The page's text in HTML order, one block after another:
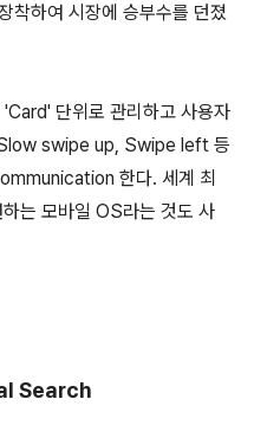
착하여 시장에 승부수를 던졌
단위로 관리하고 사용자
swipe up, Swipe left 등
한다. 세계 최
는 모바일 OS라는 것도 사
Search